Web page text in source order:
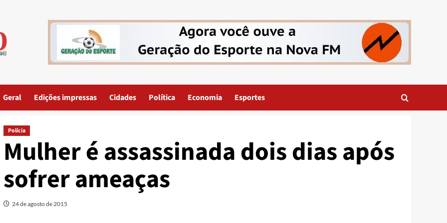
Geral Edições impressas Cidades Política Economia Esportes
Polícia
Mulher é assassinada dois dias após
sofrer ameaças
24 de agosto de 2015